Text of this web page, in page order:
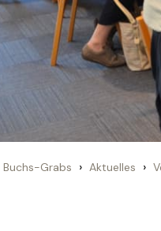
Buchs-Grabs › Aktuelles ›